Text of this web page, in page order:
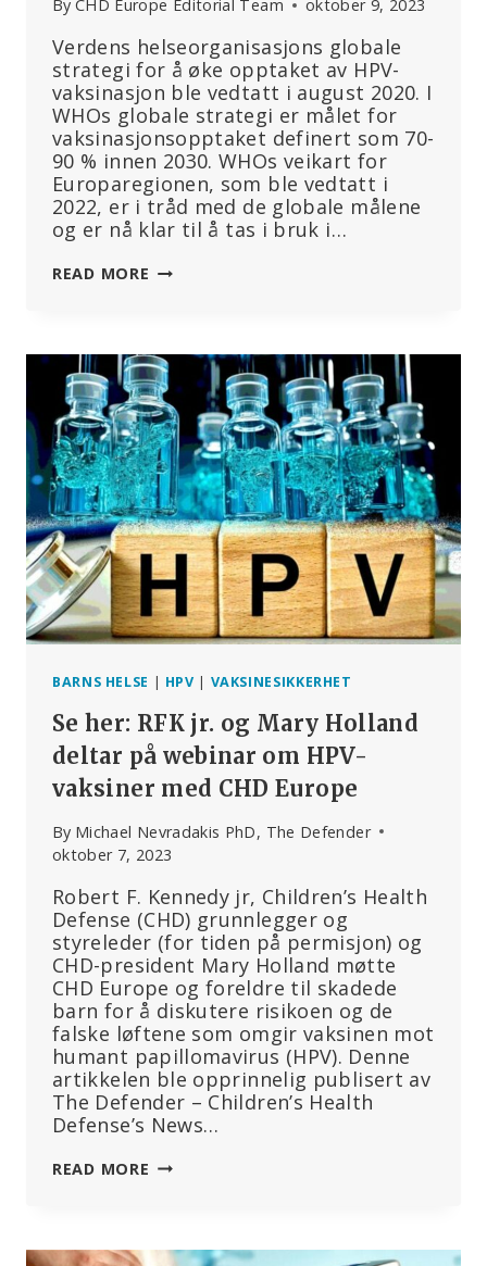
By CHD Europe Editorial Team oktober 9, 2023
Verdens helseorganisasjons globale
strategi for å øke opptaket av HPV-
vaksinasjon ble vedtatt i august 2020. I
WHOs globale strategi er målet for
vaksinasjonsopptaket definert som 70-
90 % innen 2030. WHOs veikart for
Europaregionen, som ble vedtatt i
2022, er i tråd med de globale målene
og er nå klar til å tas i bruk i…
READ MORE HPV-
EUROPA
–
FORELDRE,
TA
KUN
INFORMERTE
VALG!
BARNS HELSE | HPV | VAKSINESIKKERHET
Se her: RFK jr. og Mary Holland
deltar på webinar om HPV-
vaksiner med CHD Europe
By Michael Nevradakis PhD, The Defender
oktober 7, 2023
Robert F. Kennedy jr, Children’s Health
Defense (CHD) grunnlegger og
styreleder (for tiden på permisjon) og
CHD-president Mary Holland møtte
CHD Europe og foreldre til skadede
barn for å diskutere risikoen og de
falske løftene som omgir vaksinen mot
humant papillomavirus (HPV). Denne
artikkelen ble opprinnelig publisert av
The Defender – Children’s Health
Defense’s News…
READ MORE SE
OG